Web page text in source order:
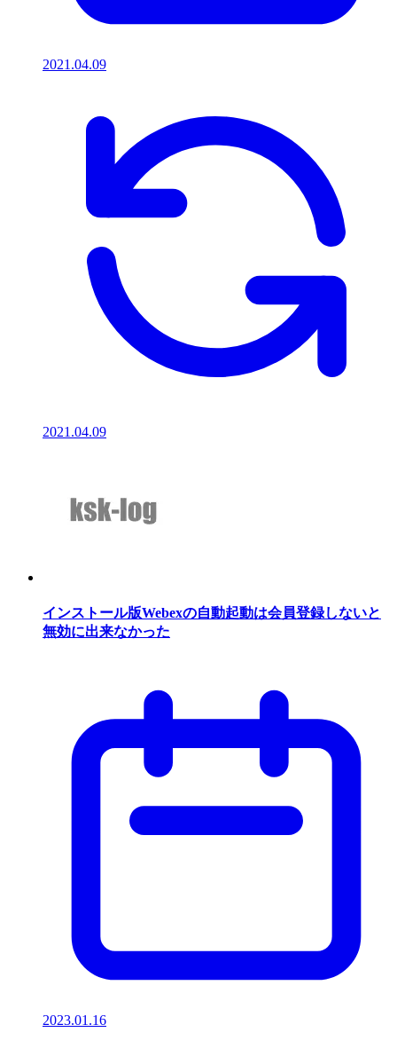
2021.04.09
2021.04.09
インストール版Webexの自動起動は会員登録しないと
無効に出来なかった
2023.01.16